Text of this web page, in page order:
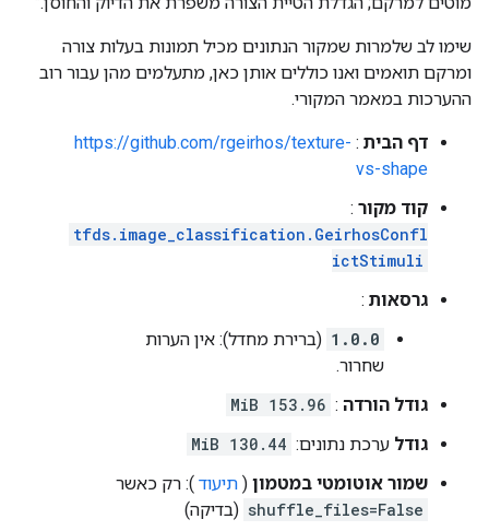
שימו לב שלמרות שמקור הנתונים מכיל תמונות בעלות צורה
ומרקם תואמים ואנו כוללים אותן כאן, מתעלמים מהן עבור רוב
ההערכות במאמר המקורי.
דף הבית :
https://github.com/rgeirhos/texture-
vs-shape
קוד מקור :
tfds.image_classification.GeirhosConfl
ictStimuli
גרסאות :
1.0.0 (ברירת מחדל): אין הערות
שחרור.
גודל הורדה :
153.96 MiB
גודל ערכת נתונים: 130.44 MiB
שמור אוטומטי במטמון ( תיעוד ): רק כאשר
shuffle_files=False (בדיקה)